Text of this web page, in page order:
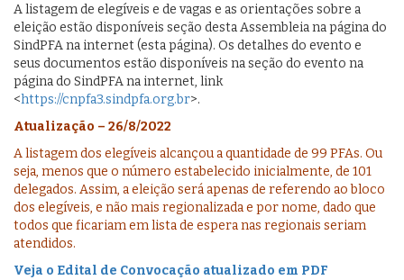
A listagem de elegíveis e de vagas e as orientações sobre a
eleição estão disponíveis seção desta Assembleia na página do
SindPFA na internet (esta página). Os detalhes do evento e
seus documentos estão disponíveis na seção do evento na
página do SindPFA na internet, link
<https://cnpfa3.sindpfa.org.br>.
Atualização – 26/8/2022
A listagem dos elegíveis alcançou a quantidade de 99 PFAs. Ou
seja, menos que o número estabelecido inicialmente, de 101
delegados. Assim, a eleição será apenas de referendo ao bloco
dos elegíveis, e não mais regionalizada e por nome, dado que
todos que ficariam em lista de espera nas regionais seriam
atendidos.
Veja o Edital de Convocação atualizado em PDF